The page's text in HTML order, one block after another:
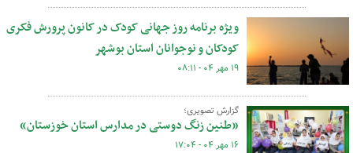
ویژه برنامه روز جهانی کودک در کانون پرورش فکری
کودکان و نوجوانان استان بوشهر
۱۹ مهر ۰۴ - ۰۸:۱۱
گزارش تصویری؛
«طنین زنگ دوستی در مدارس استان خوزستان»
۱۶ مهر ۰۴ - ۱۷:۰۴